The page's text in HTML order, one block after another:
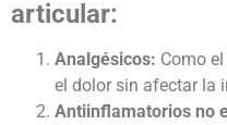
articular:
Analgésicos: Como
el dolor sin afectar la
Antiinflamatorios no